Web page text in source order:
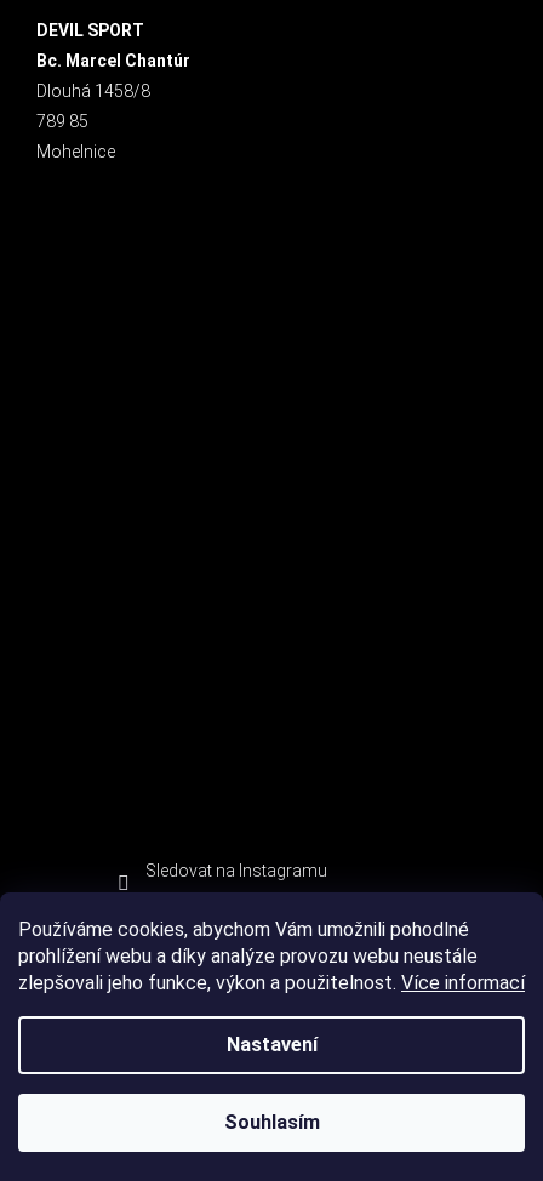
Používáme cookies, abychom Vám umožnili pohodlné
prohlížení webu a díky analýze provozu webu neustále
zlepšovali jeho funkce, výkon a použitelnost. Více informací
Nastavení
Souhlasím
DEVIL SPORT
Bc. Marcel Chantúr
Dlouhá 1458/8
789 85
Mohelnice
Sledovat na Instagramu
DEVIL SPORT. Všechna práva vyhrazena.